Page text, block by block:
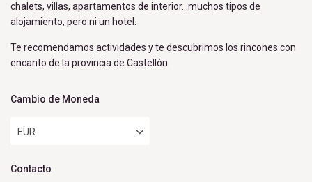
chalets, villas, apartamentos de interior…muchos tipos de
alojamiento, pero ni un hotel.
Te recomendamos actividades y te descubrimos los rincones con
encanto de la provincia de Castellón
Cambio de Moneda
EUR
Contacto